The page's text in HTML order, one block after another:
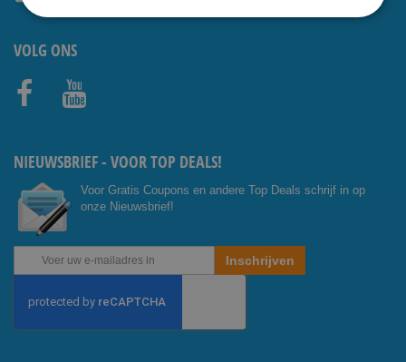
VOLG ONS
NIEUWSBRIEF - VOOR TOP DEALS!
Voor Gratis Coupons en andere Top Deals schrijf in op
onze Nieuwsbrief!
Abonneer
onze
Inschrijven